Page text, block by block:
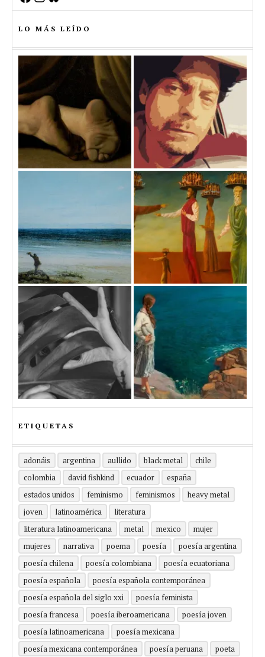
LO MÁS LEÍDO
ETIQUETAS
adonáis argentina aullido black metal
chile
colombia
david fishkind ecuador
españa
estados unidos
feminismo feminismos
heavy metal
joven
latinoamérica
literatura
literatura latinoamericana
metal mexico
mujer
mujeres
narrativa poema poesía
poesía argentina
poesía chilena
poesía colombiana
poesía ecuatoriana
poesía española
poesía española contemporánea
poesía española del siglo xxi
poesía feminista
poesía francesa
poesía iberoamericana
poesía joven
poesía latinoamericana
poesía mexicana
poesía mexicana contemporánea
poesía peruana
poeta